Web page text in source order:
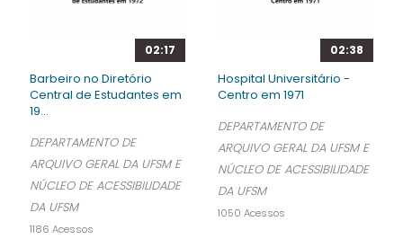
02:17
Barbeiro no Diretório
Central de Estudantes em
19...
DEPARTAMENTO DE
ARQUIVO GERAL DA UFSM E
NÚCLEO DE ACESSIBILIDADE
DA UFSM
1186 Acessos
02:38
Hospital Universitário -
Centro em 1971
DEPARTAMENTO DE
ARQUIVO GERAL DA UFSM E
NÚCLEO DE ACESSIBILIDADE
DA UFSM
1050 Acessos